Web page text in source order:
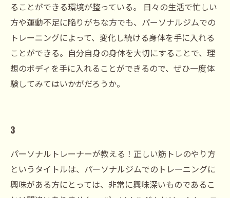
ることができる環境が整っている。 日々の生活で忙しい
方や運動不足に陥りがちな方でも、パーソナルジムでの
トレーニングによって、変化し続ける身体を手に入れる
ことができる。自分自身の身体を大切にすることで、理
想のボディを手に入れることができるので、ぜひ一度体
験してみてはいかがだろうか。
3
パーソナルトレーナーが教える！正しい筋トレのやり方
というタイトルは、パーソナルジムでのトレーニングに
興味がある方にとっては、非常に興味深いものであるこ